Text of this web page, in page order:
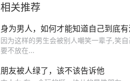
相关推荐
身为男人，如何才能知道自己到底
因为这样的男生会被别人嘲笑一辈子,笑
要不放在...
朋友被人绿了，该不该告诉他